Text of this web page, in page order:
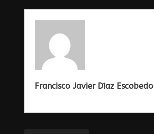
Francisco Javier Díaz Escobedo